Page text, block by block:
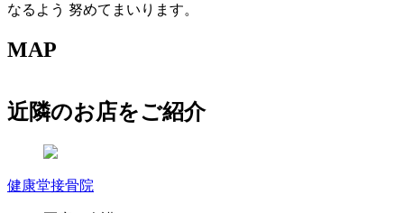
なるよう 努めてまいります。
MAP
近隣のお店をご紹介
健康堂接骨院